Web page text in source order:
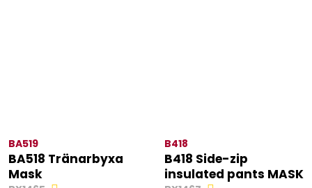
BA519
BA518 Tränarbyxa
Mask
B418
B418 Side-zip
insulated pants MASK